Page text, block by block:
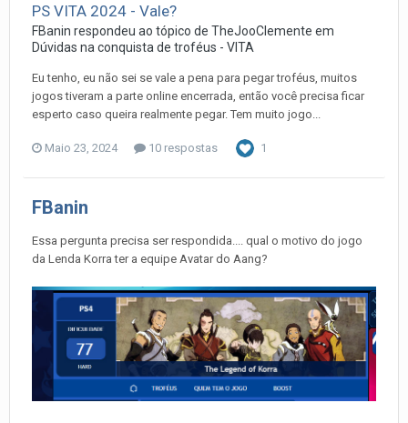
PS VITA 2024 - Vale?
FBanin respondeu ao tópico de TheJooClemente em
Dúvidas na conquista de troféus - VITA
Eu tenho, eu não sei se vale a pena para pegar troféus, muitos
jogos tiveram a parte online encerrada, então você precisa ficar
esperto caso queira realmente pegar. Tem muito jogo...
Maio 23, 2024 10 respostas 1
FBanin
Essa pergunta precisa ser respondida.... qual o motivo do jogo
da Lenda Korra ter a equipe Avatar do Aang?